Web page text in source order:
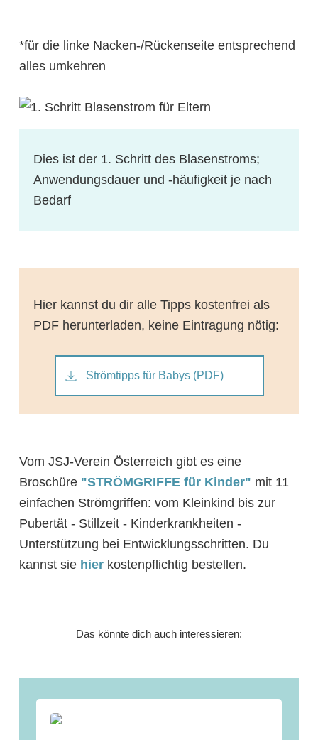
*für die linke Nacken-/Rückenseite entsprechend
alles umkehren
Dies ist der 1. Schritt des Blasenstroms;
Anwendungsdauer und -häufigkeit je nach
Bedarf
Hier kannst du dir alle Tipps kostenfrei als
PDF herunterladen, keine Eintragung nötig:
Strömtipps für Babys (PDF)
Vom JSJ-Verein Österreich gibt es eine
Broschüre "STRÖMGRIFFE für Kinder" mit 11
einfachen Strömgriffen: vom Kleinkind bis zur
Pubertät - Stillzeit - Kinderkrankheiten -
Unterstützung bei Entwicklungsschritten. Du
kannst sie hier kostenpflichtig bestellen.
Das könnte dich auch interessieren: